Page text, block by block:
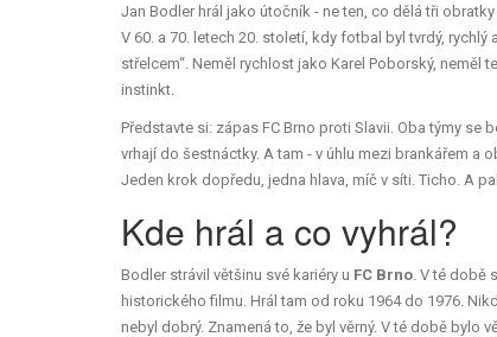
Jan Bodler hrál jako útočník - ne ten, co dělá tři
V 60. a 70. letech 20. století, kdy fotbal byl tvrdý,
střelcem“. Neměl rychlost jako Karel Poborský, neměl
instinkt.
Představte si: zápas FC Brno proti Slavii. Oba týmy se
vrhají do šestnáctky. A tam - v úhlu mezi brankářem a
Jeden krok dopředu, jedna hlava, míč v síti. Ticho. A
Kde hrál a co vyhrál?
Bodler strávil většinu své kariéry u FC Brno . V té době
historického filmu. Hrál tam od roku 1964 do 1976.
nebyl dobrý. Znamená to, že byl věrný. V té době bylo